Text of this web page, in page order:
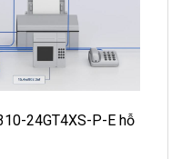
24GT4XS-P-E hỗ